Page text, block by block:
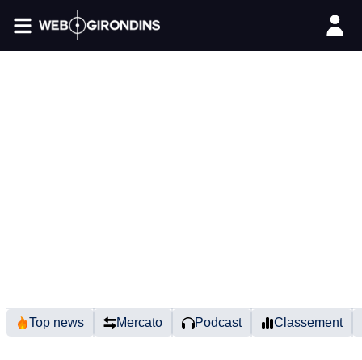
Top news Mercato Podcast Classement